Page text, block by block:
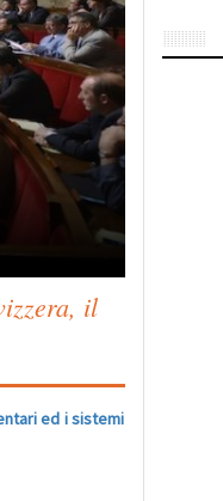
il
ed i sistemi